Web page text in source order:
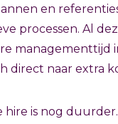
en
processen. Al
managementtijd
direct naar extra
hire is nog